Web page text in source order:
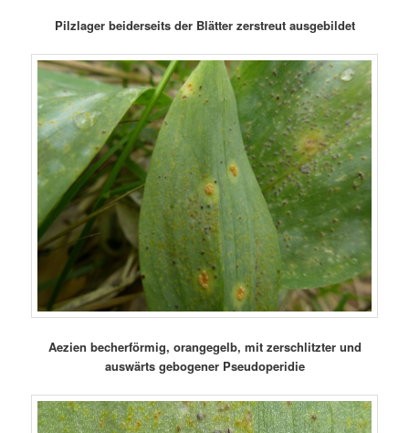
Pilzlager beiderseits der Blätter zerstreut ausgebildet
Aezien becherförmig, orangegelb, mit zerschlitzter und
auswärts gebogener Pseudoperidie